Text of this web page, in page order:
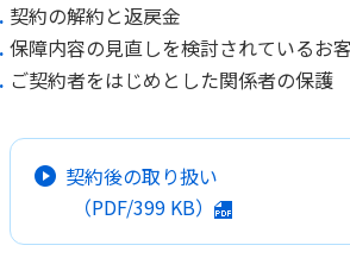
契約の解約と返戻金
保障内容の見直しを検討されているお
ご契約者をはじめとした関係者の保護
契約後の取り扱い
（PDF/399 KB）